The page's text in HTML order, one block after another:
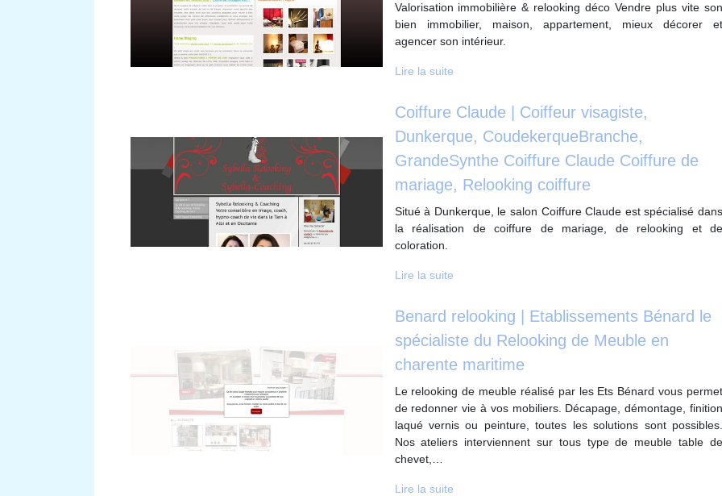
Valorisation immobilière & relooking déco Vendre plus vite son
bien immobilier, maison, appartement, mieux décorer et
agencer son intérieur.
Lire la suite
Coiffure Claude | Coiffeur visagiste,
Dunkerque, CoudekerqueBranche,
GrandeSynthe Coiffure Claude Coiffure de
mariage, Relooking coiffure
Situé à Dunkerque, le salon Coiffure Claude est spécialisé dans
la réalisation de coiffure de mariage, de relooking et de
coloration.
Lire la suite
Benard relooking | Etab­lis­se­ments Bénard le
spécialiste du Relooking de Meuble en
charente maritime
Le relooking de meuble réalisé par les Ets Bénard vous permet
de redonner vie à vos mobiliers. Décapage, démontage, finition
laqué vernis ou peinture, toutes les solutions sont possibles.
Nos ateliers interviennent sur tous type de meuble table de
chevet,…
Lire la suite